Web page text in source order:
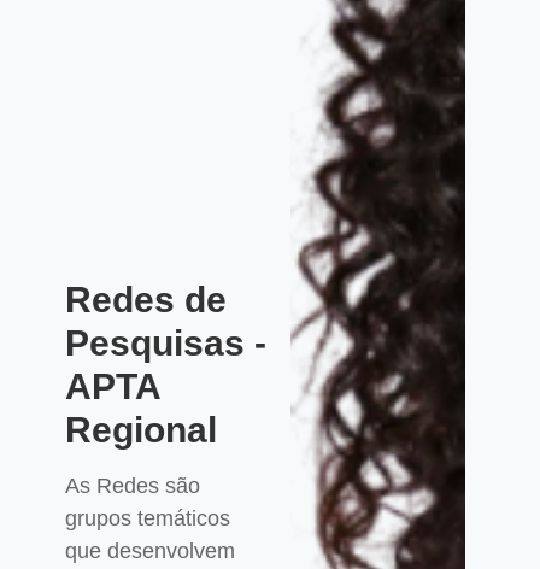
Redes de
Pesquisas -
APTA
Regional
As Redes são
grupos temáticos
que desenvolvem